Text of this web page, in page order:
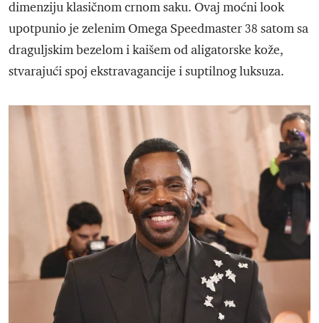
dimenziju klasičnom crnom saku. Ovaj moćni look
upotpunio je zelenim Omega Speedmaster 38 satom sa
draguljskim bezelom i kaišem od aligatorske kože,
stvarajući spoj ekstravagancije i suptilnog luksuza.